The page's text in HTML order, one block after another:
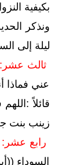
بكيفية
ونذكر
ليلة إلى
ثالث عشر:
عني فماذا
قائلاً
زينب بنت
رابع عشر:
السوداء